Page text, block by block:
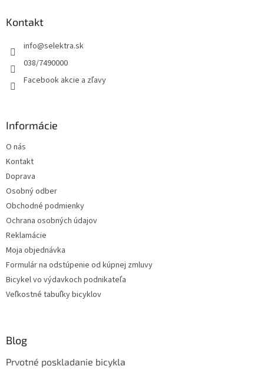
Kontakt
info@selektra.sk
038/7490000
Facebook akcie a zľavy
Informácie
O nás
Kontakt
Doprava
Osobný odber
Obchodné podmienky
Ochrana osobných údajov
Reklamácie
Moja objednávka
Formulár na odstúpenie od kúpnej zmluvy
Bicykel vo výdavkoch podnikateľa
Veľkostné tabuľky bicyklov
Blog
Prvotné poskladanie bicykla